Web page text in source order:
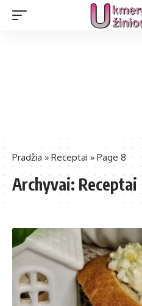
Pradžia »Receptai »Page 8
Archyvai:Receptai